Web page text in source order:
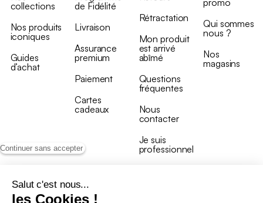
Continuer sans accepter
Salut c'est nous...
les Cookies !
collections
Nos produits
iconiques
Guides
d’achat
de Fidélité
Livraison
Assurance
premium
Paiement
Cartes
cadeaux
Rétractation
Mon produit
est arrivé
abîmé
Questions
fréquentes
Nous
contacter
Je suis
professionnel
Qui sommes
nous ?
Nos
magasins